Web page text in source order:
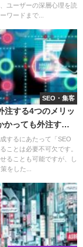
ユーザーの深層心理を読
ワードまで...
SEO・集客
注する4つのメリッ
かっても外注する
するにあたって「SEO
ことは必要不可欠です。
ることも可能ですが、し
をした...